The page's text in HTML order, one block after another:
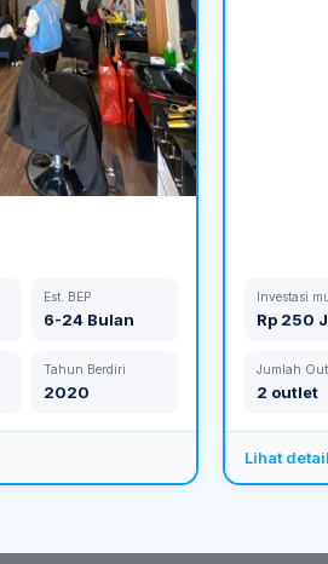
Est. BEP
6-24 Bulan
Tahun Berdiri
2020
Investasi
Rp 250
Jumlah
2 outlet
Lihat